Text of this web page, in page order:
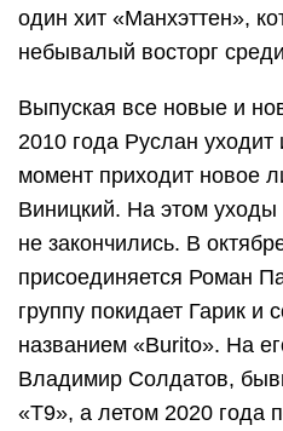
один хит «Манхэттен»,
небывалый восторг
Выпуская все новые и
2010 года Руслан уходит
момент приходит новое
Виницкий. На этом уходы
не закончились. В
присоединяется Роман
группу покидает Гарик и
названием «Burito». На
Владимир Солдатов,
«T9», а летом 2020 года